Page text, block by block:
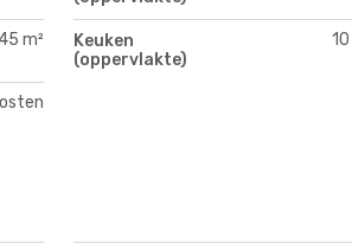
45 m²
Keuken
(oppervlakte)
10